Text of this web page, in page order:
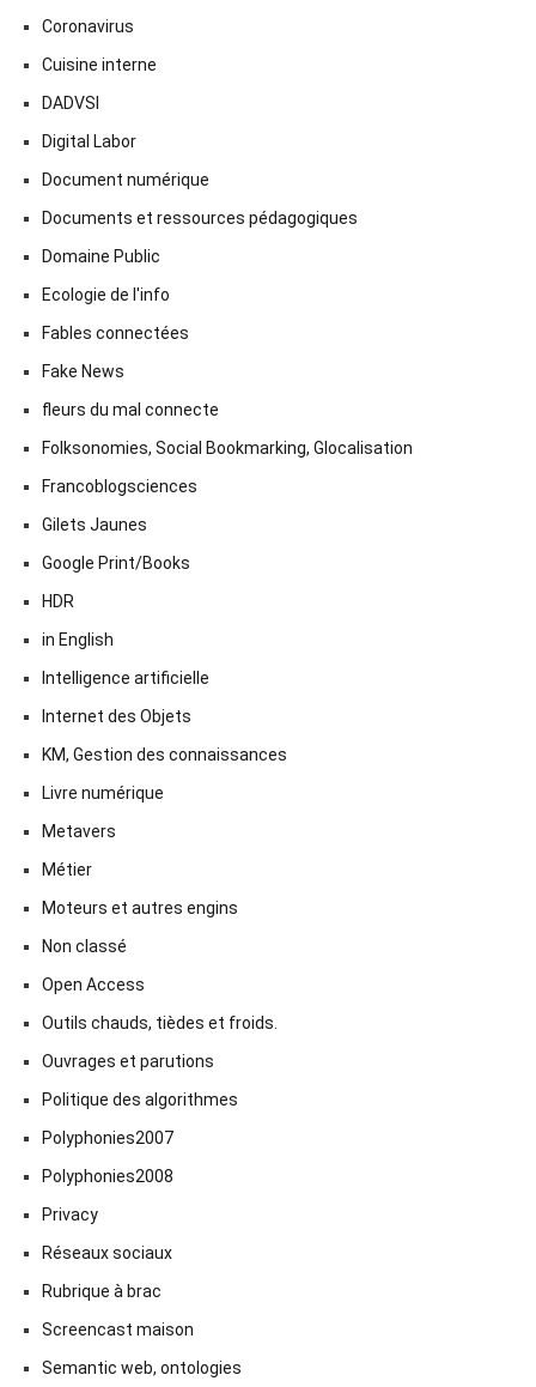
Coronavirus
Cuisine interne
DADVSI
Digital Labor
Document numérique
Documents et ressources pédagogiques
Domaine Public
Ecologie de l'info
Fables connectées
Fake News
fleurs du mal connecte
Folksonomies, Social Bookmarking, Glocalisation
Francoblogsciences
Gilets Jaunes
Google Print/Books
HDR
in English
Intelligence artificielle
Internet des Objets
KM, Gestion des connaissances
Livre numérique
Metavers
Métier
Moteurs et autres engins
Non classé
Open Access
Outils chauds, tièdes et froids.
Ouvrages et parutions
Politique des algorithmes
Polyphonies2007
Polyphonies2008
Privacy
Réseaux sociaux
Rubrique à brac
Screencast maison
Semantic web, ontologies